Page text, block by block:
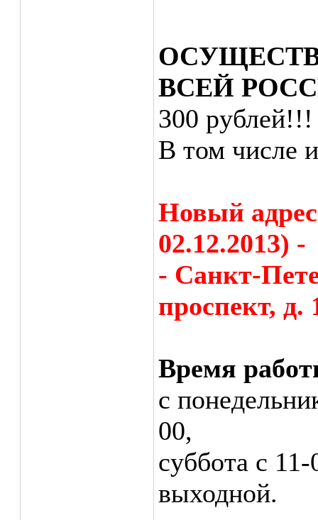
ВСЕЙ
300 рублей!!!
В том числе
Новый
02.12.2013) -
- Санкт-
проспект, д.
Время
с
00,
суббота с
выходной.